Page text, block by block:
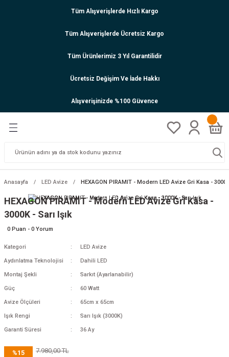
Tüm Alışverişlerde Hızlı Kargo
Tüm Alışverişlerde Ücretsiz Kargo
Tüm Ürünlerimiz 3 Yıl Garantilidir
Ücretsiz Değişim Ve İade Hakkı
Alışverişinizde %100 Güvence
Anasayfa LED Avize HEXAGON PIRAMIT - Modern LED Avize Gri Kasa -
HEXAGON PIRAMIT - Modern LED Avize Gri Kasa -
3000K - Sarı Işık
0 Puan - 0 Yorum
Kategori LED Avize
Aydınlatma Teknolojisi Dahili LED
Montaj Şekli Sarkıt (Ayarlanabilir)
Güç 60 Watt
Avize Ölçüleri 65cm x 65cm
Işık Rengi Sarı Işık (3000K)
Garanti Süresi 36 Ay
%15 7.980,00 TL